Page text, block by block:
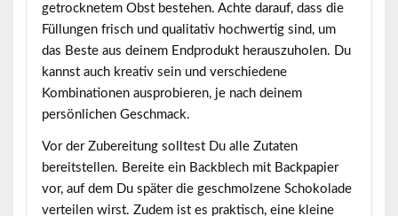
getrocknetem Obst bestehen. Achte darauf, dass die
Füllungen frisch und qualitativ hochwertig sind, um
das Beste aus deinem Endprodukt herauszuholen. Du
kannst auch kreativ sein und verschiedene
Kombinationen ausprobieren, je nach deinem
persönlichen Geschmack.
Vor der Zubereitung solltest Du alle Zutaten
bereitstellen. Bereite ein Backblechmit Backpapier
vor, auf dem Du später die geschmolzene Schokolade
verteilen wirst. Zudem ist es praktisch, eine kleine